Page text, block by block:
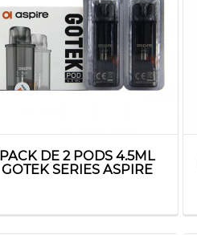
PACK DE 2 PODS 4.5ML
GOTEK SERIES ASPIRE